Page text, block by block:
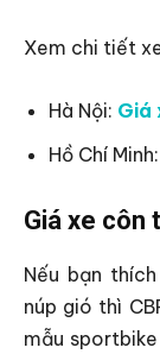
Xem chi tiết
Hà Nội: Giá
Hồ Chí Minh:
Giá xe côn
Nếu bạn
núp gió thì
mẫu